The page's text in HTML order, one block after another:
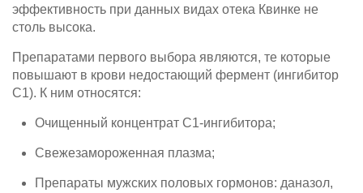
эффективность при данных видах отека Квинке не
столь высока.
Препаратами первого выбора являются, те которые
повышают в крови недостающий фермент (ингибитор
С1). К ним относятся:
Очищенный концентрат С1-ингибитора;
Свежезамороженная плазма;
Препараты мужских половых гормонов: даназол,